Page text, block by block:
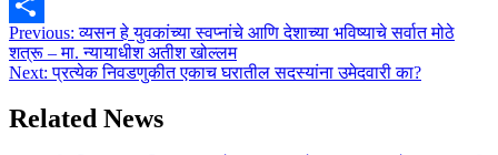
Telegram
Share
Post
navigation
Previous: व्यसन हे युवकांच्या स्वप्नांचे आणि देशाच्या भविष्याचे सर्वात मोठे
शत्रू – मा. न्यायाधीश अतीश खोल्लम
Next: प्रत्येक निवडणुकीत एकाच घरातील सदस्यांना उमेदवारी का?
Related News